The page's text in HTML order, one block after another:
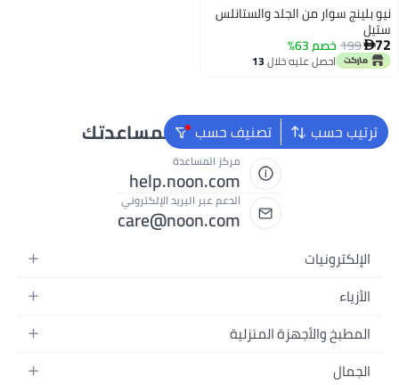
نيو بلينج سوار من الجلد والستانلس
ستيل
72
199 خصم 63%
احصل عليه خلال13
ترتيب حسب تصنيف حسب
نحن دائماً جاهزون لمساعدتك
مركز المساعدة
help.noon.com
الدعم عبر البريد الإلكتروني
care@noon.com
الإلكترونيات
الهواتف المتحركة
أجهزة الكمبيوتر المحمولة
أجهزة الكمبيوتر المكتبية
الأزياء
أزياء نسائية
أزياء الأطفال
المطبخ والأجهزة المنزلية
الأجهزة الكبيرة
الجمال